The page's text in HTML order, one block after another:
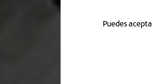
Puedes